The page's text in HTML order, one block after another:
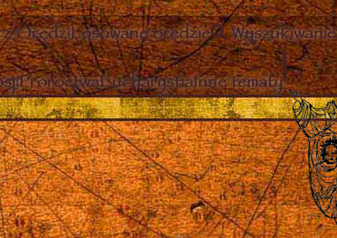
OrędziLosowane orędzie Wyszukiwanie
ProroctwaEucharystiaInne tematy